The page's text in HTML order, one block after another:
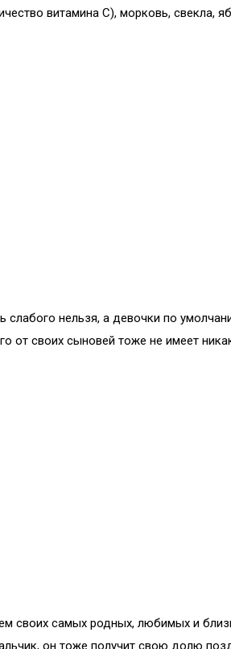
витамина С), морковь, свекла,
нельзя, а девочки по
от своих сыновей тоже не имеет
своих самых родных, любимых и
он тоже получит свою долю